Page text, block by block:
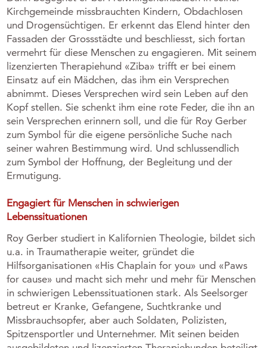
Kirchgemeinde missbrauchten Kindern, Obdachlosen
und Drogensüchtigen. Er erkennt das Elend hinter den
Fassaden der Grossstädte und beschliesst, sich fortan
vermehrt für diese Menschen zu engagieren. Mit seinem
lizenzierten Therapiehund «Ziba» trifft er bei einem
Einsatz auf ein Mädchen, das ihm ein Versprechen
abnimmt. Dieses Versprechen wird sein Leben auf den
Kopf stellen. Sie schenkt ihm eine rote Feder, die ihn an
sein Versprechen erinnern soll, und die für Roy Gerber
zum Symbol für die eigene persönliche Suche nach
seiner wahren Bestimmung wird. Und schlussendlich
zum Symbol der Hoffnung, der Begleitung und der
Ermutigung.
Engagiert für Menschen in schwierigen
Lebenssituationen
Roy Gerber studiert in Kalifornien Theologie, bildet sich
u.a. in Traumatherapie weiter, gründet die
Hilfsorganisationen «His Chaplain for you» und «Paws
for cause» und macht sich mehr und mehr für Menschen
in schwierigen Lebenssituationen stark. Als Seelsorger
betreut er Kranke, Gefangene, Suchtkranke und
Missbrauchsopfer, aber auch Soldaten, Polizisten,
Spitzensportler und Unternehmer. Mit seinen beiden